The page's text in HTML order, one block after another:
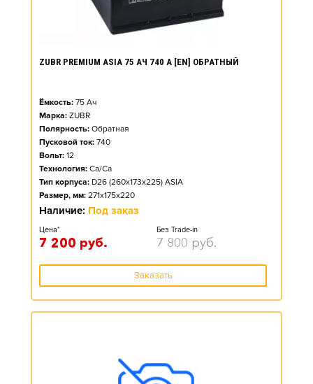
ZUBR PREMIUM ASIA 75 АЧ 740 А [EN] ОБРАТНЫЙ
Ёмкость: 75 Ач
Марка: ZUBR
Полярность: Обратная
Пусковой ток: 740
Вольт: 12
Технология: Ca/Ca
Тип корпуса: D26 (260x173x225) ASIA
Размер, мм: 271x175x220
Наличие: Под заказ
Цена*
7 200 руб.
Без Trade-in
7 800 руб.
Заказать